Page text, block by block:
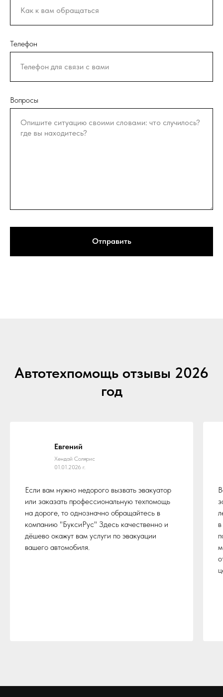
Телефон
Вопросы
Отправить
Автотехпомощь отзывы 2026
год
Евгений
Хендай Солярис
01.01.2026 г.
Если вам нужно недорого вызвать эвакуатор
или заказать профессиональную техпомощь
на дороге, то однозначно обращайтесь в
компанию "БуксиРус" Здесь качественно и
дёшево окажут вам услуги по эвакуации
вашего автомобиля.